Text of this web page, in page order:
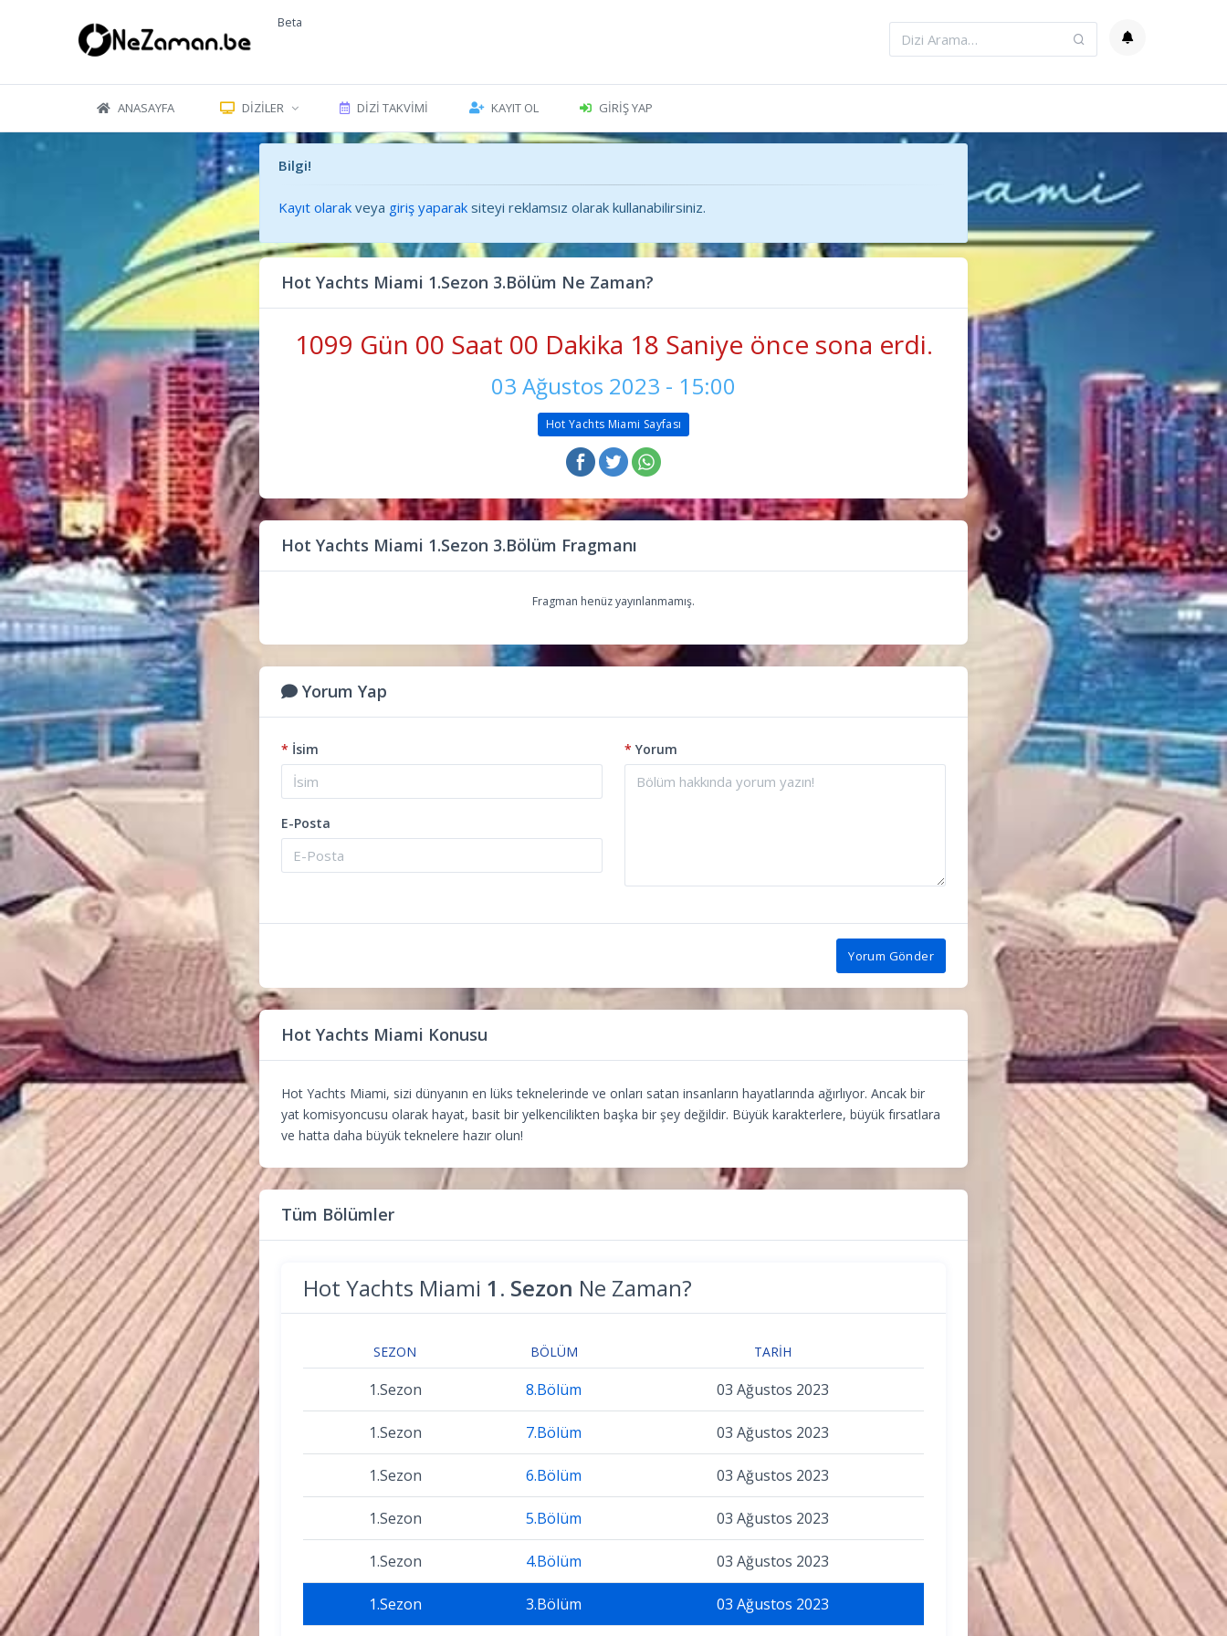
Beta
ANASAYFA DIZILER DIZI TAKVIMI KAYIT OL GIRIŞ YAP
Bilgi!
Kayıt olarak veya giriş yaparak siteyi reklamsız olarak kullanabilirsiniz.
Hot Yachts Miami 1.Sezon 3.Bölüm Ne Zaman?
1099 Gün 00 Saat 00 Dakika 19 Saniye önce sona erdi.
03 Ağustos 2023 - 15:00
Hot Yachts Miami Sayfası
Hot Yachts Miami 1.Sezon 3.Bölüm Fragmanı
Fragman henüz yayınlanmamış.
Yorum Yap
* İsim
E-Posta
* Yorum
Yorum Gönder
Hot Yachts Miami Konusu
Hot Yachts Miami, sizi dünyanın en lüks teknelerinde ve onları satan insanların hayatlarında ağırlıyor. Ancak bir
yat komisyoncusu olarak hayat, basit bir yelkencilikten başka bir şey değildir. Büyük karakterlere, büyük fırsatlara
ve hatta daha büyük teknelere hazır olun!
Tüm Bölümler
Hot Yachts Miami 1. Sezon Ne Zaman?
SEZON BÖLÜM TARIH
1.Sezon 8.Bölüm 03 Ağustos 2023
1.Sezon 7.Bölüm 03 Ağustos 2023
1.Sezon 6.Bölüm 03 Ağustos 2023
1.Sezon 5.Bölüm 03 Ağustos 2023
1.Sezon 4.Bölüm 03 Ağustos 2023
1.Sezon 3.Bölüm 03 Ağustos 2023